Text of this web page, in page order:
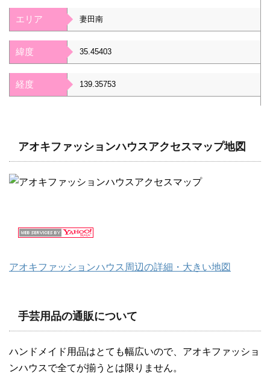
エリア 妻田南
緯度 35.45403
経度 139.35753
アオキファッションハウスアクセスマップ地図
アオキファッションハウス周辺の詳細・大きい地図
手芸用品の通販について
ハンドメイド用品はとても幅広いので、アオキファッショ
ンハウスで全てが揃うとは限りません。